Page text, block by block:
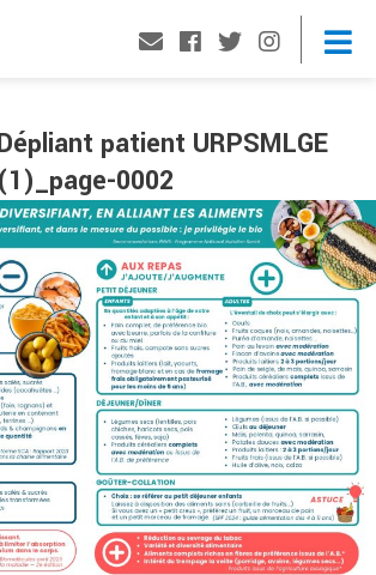
patient URPSMLGE
0002